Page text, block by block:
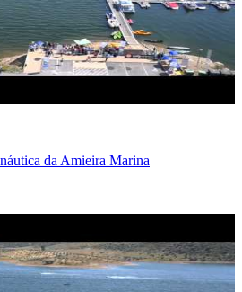
da Amieira Marina